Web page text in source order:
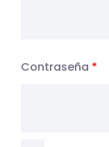
Contraseña *